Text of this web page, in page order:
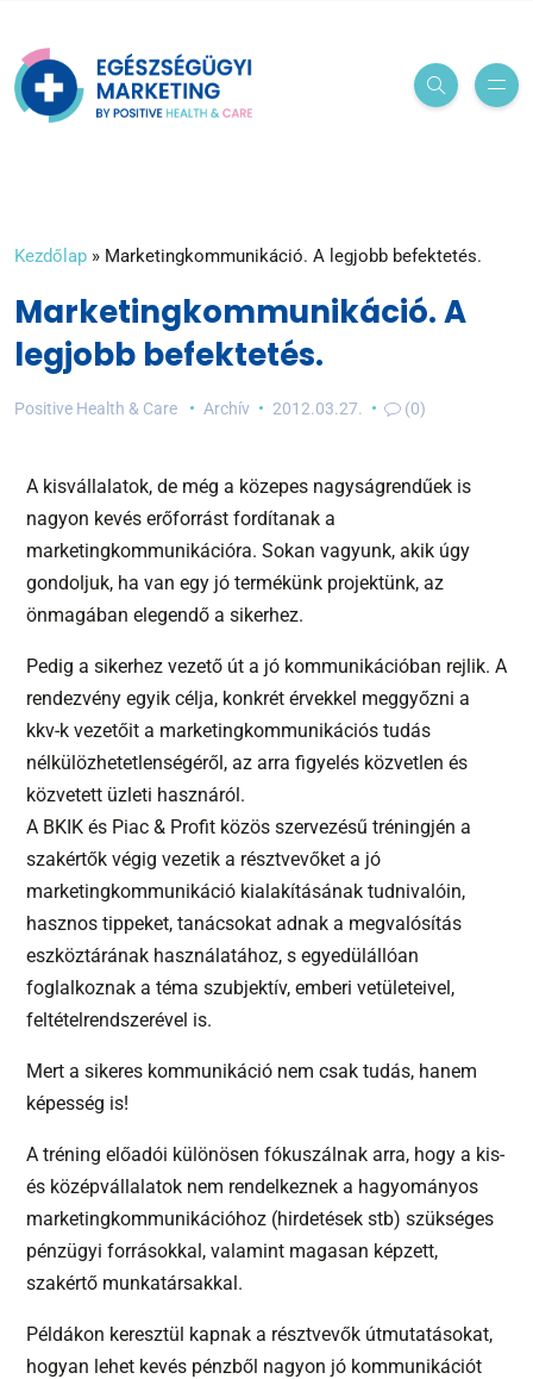
Kezdőlap » Marketingkommunikáció. A legjobb befektetés.
Marketingkommunikáció. A
legjobb befektetés.
Positive Health & Care Archív 2012.03.27. (0)
A kisvállalatok, de még a közepes nagyságrendűek is
nagyon kevés erőforrást fordítanak a
marketingkommunikációra. Sokan vagyunk, akik úgy
gondoljuk, ha van egy jó termékünk projektünk, az
önmagában elegendő a sikerhez.
Pedig a sikerhez vezető út a jó kommunikációban rejlik. A
rendezvény egyik célja, konkrét érvekkel meggyőzni a
kkv-k vezetőit a marketingkommunikációs tudás
nélkülözhetetlenségéről, az arra figyelés közvetlen és
közvetett üzleti hasznáról.
A BKIK és Piac & Profit közös szervezésű tréningjén a
szakértők végig vezetik a résztvevőket a jó
marketingkommunikáció kialakításának tudnivalóin,
hasznos tippeket, tanácsokat adnak a megvalósítás
eszköztárának használatához, s egyedülállóan
foglalkoznak a téma szubjektív, emberi vetületeivel,
feltételrendszerével is.
Mert a sikeres kommunikáció nem csak tudás, hanem
képesség is!
A tréning előadói különösen fókuszálnak arra, hogy a kis-
és középvállalatok nem rendelkeznek a hagyományos
marketingkommunikációhoz (hirdetések stb) szükséges
pénzügyi forrásokkal, valamint magasan képzett,
szakértő munkatársakkal.
Példákon keresztül kapnak a résztvevők útmutatásokat,
hogyan lehet kevés pénzből nagyon jó kommunikációt